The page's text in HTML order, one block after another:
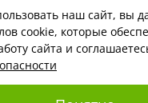
наш сайт, вы
cookie, которые
сайта и